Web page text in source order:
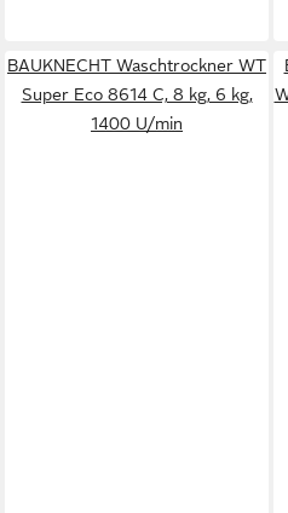
BAUKNECHT Waschtrockner WT
Super Eco 8614 C, 8 kg, 6 kg,
1400 U/min